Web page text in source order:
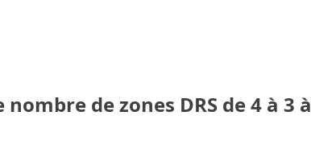
de zones DRS de 4 à 3 à